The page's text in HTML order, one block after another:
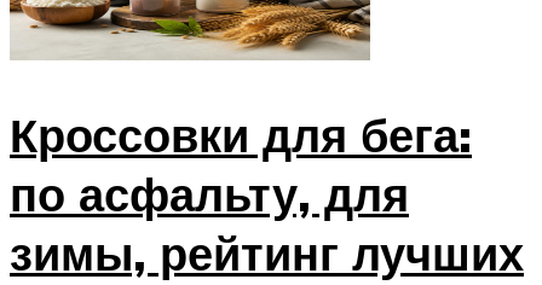
Кроссовки для бега:
по асфальту, для
зимы, рейтинг лучших